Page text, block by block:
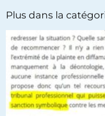
Tous ces journaleux et
coupables de crimes contre la
autres crimes de guerre que
Nuremberg).
+64 ALERTER
Fritz//01.12.2017 à
Plus dans la